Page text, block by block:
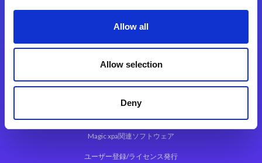
Allow all
Allow selection
Deny
Magic xpa関連ソフトウェア
ユーザー登録/ライセンス発行